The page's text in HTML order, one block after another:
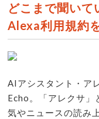
どこまで聞い
Alexa利用規約
AIアシスタント・ア
Echo。「アレクサ」
気やニュースの読み